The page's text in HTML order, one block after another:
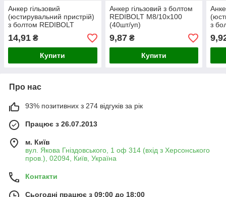
Анкер гільзовий
(юстирувальний пристрій)
з болтом REDIBOLT
М10/12x100 (60шт/уп)
14,91 ₴
Купити
Анкер гільзовий з болтом
REDIBOLT М8/10x100
(40шт/уп)
9,87₴
Купити
з
М8/
Про нас
93% позитивних з 274 відгуків за рік
Працює з 26.07.2013
м. Київ
вул. Якова Гніздовського, 1 оф 314 (вхід з Херсонського
пров.), 02094, Київ, Україна
Контакти
Сьогодні працює з 09:00 до 18:00